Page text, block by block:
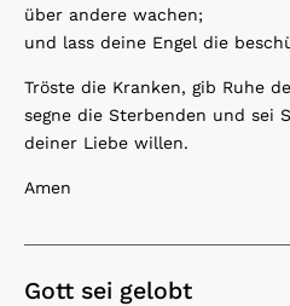
über andere wachen;
und lass deine Engel die
Tröste die Kranken, gib Ruhe
segne die Sterbenden und sei
deiner Liebe willen.
Amen
Gott sei gelobt